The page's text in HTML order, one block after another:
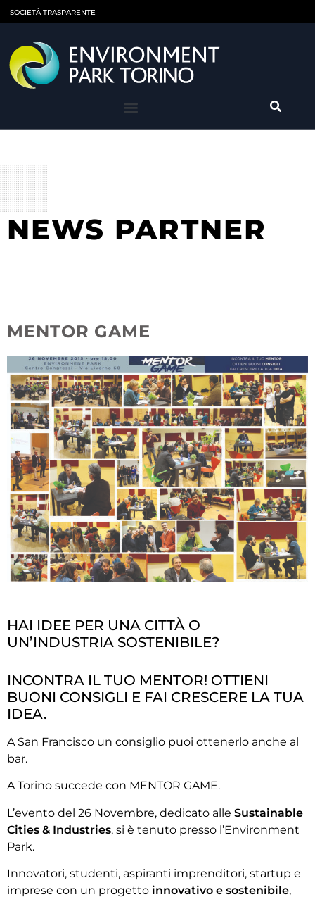
SOCIETÀ TRASPARENTE
NEWS PARTNER
MENTOR GAME
HAI IDEE PER UNA CITTÀ O
UN’INDUSTRIA SOSTENIBILE?
INCONTRA IL TUO MENTOR! OTTIENI
BUONI CONSIGLI E FAI CRESCERE LA TUA
IDEA.
A San Francisco un consiglio puoi ottenerlo anche al
bar.
A Torino succede con MENTOR GAME.
L’evento del 26 Novembre, dedicato alle Sustainable
Cities & Industries, si è tenuto presso l’Environment
Park.
Innovatori, studenti, aspiranti imprenditori, startup e
imprese con un progetto innovativo e sostenibile,